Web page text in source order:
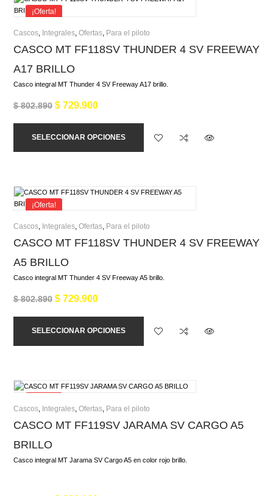
¡Oferta!
Cascos, Integrales, Ofertas, Para el piloto
CASCO MT FF118SV THUNDER 4 SV FREEWAY
A17 BRILLO
Casco integral MT Thunder 4 SV Freeway A17 brillo.
$802.890 $ 729.900
SELECCIONAR OPCIONES
¡Oferta!
Cascos, Integrales, Ofertas, Para el piloto
CASCO MT FF118SV THUNDER 4 SV FREEWAY
A5 BRILLO
Casco integral MT Thunder 4 SV Freeway A5 brillo.
$802.890 $ 729.900
SELECCIONAR OPCIONES
Cascos Integrales Ofertas Para el piloto
CASCO MT FF119SV JARAMA SV CARGO A5
BRILLO
Casco integral MT Jarama SV Cargo A5 en color rojo brillo.